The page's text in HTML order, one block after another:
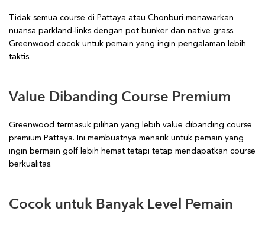
Tidak semua course di Pattaya atau Chonburi menawarkan
nuansa parkland-links dengan pot bunker dan native grass.
Greenwood cocok untuk pemain yang ingin pengalaman lebih
taktis.
Value Dibanding Course Premium
Greenwood termasuk pilihan yang lebih value dibanding course
premium Pattaya. Ini membuatnya menarik untuk pemain yang
ingin bermain golf lebih hemat tetapi tetap mendapatkan course
berkualitas.
Cocok untuk Banyak Level Pemain